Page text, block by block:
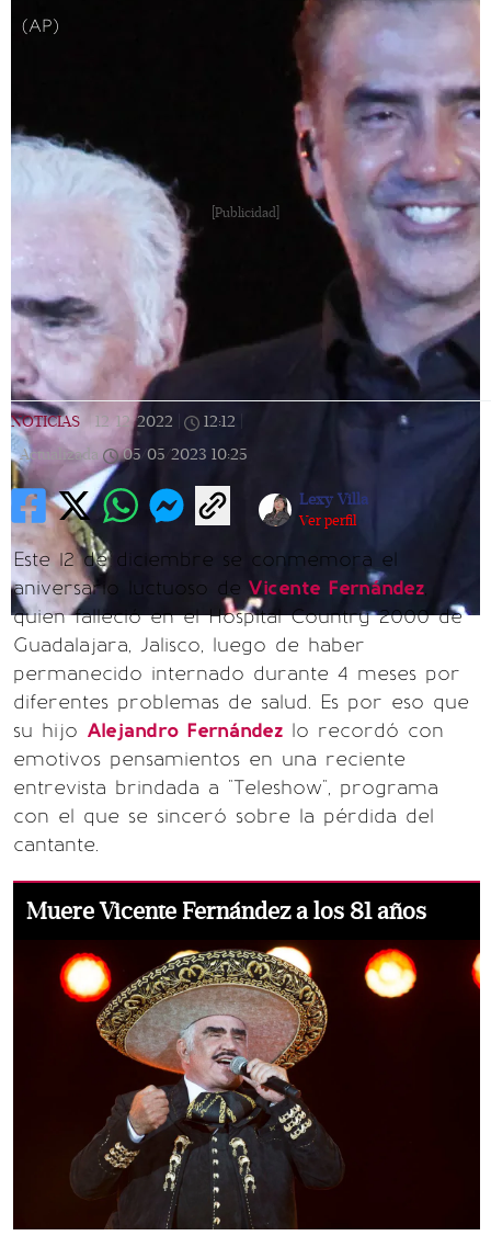
(AP)
[Publicidad]
NOTICIAS 12/12/2022 12:12
Actualizada
05/05/2023 10:25
Lexy Villa
Ver perfil
Este 12 de diciembre se conmemora el
aniversario luctuoso de Vicente Fernández,
quien falleció en el Hospital Country 2000 de
Guadalajara, Jalisco, luego de haber
permanecido internado durante 4 meses por
diferentes problemas de salud. Es por eso que
su hijo Alejandro Fernández lo recordó con
emotivos pensamientos en una reciente
entrevista brindada a "Teleshow", programa
con el que se sinceró sobre la pérdida del
cantante.
Muere Vicente Fernández a los 81 años